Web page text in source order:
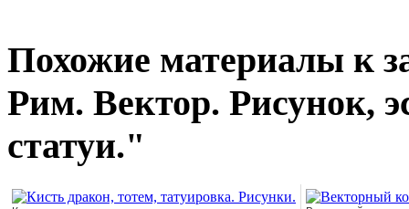
Похожие материалы к
Рим. Вектор. Рисунок,
статуи."